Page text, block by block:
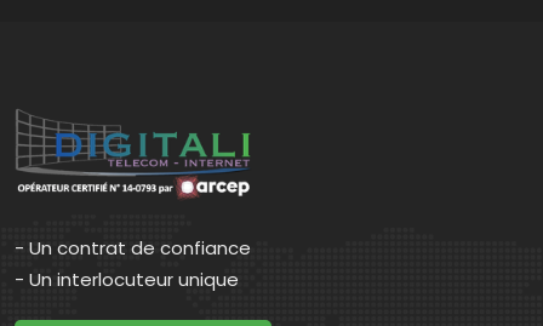
- Un contrat de confiance
- Un interlocuteur unique